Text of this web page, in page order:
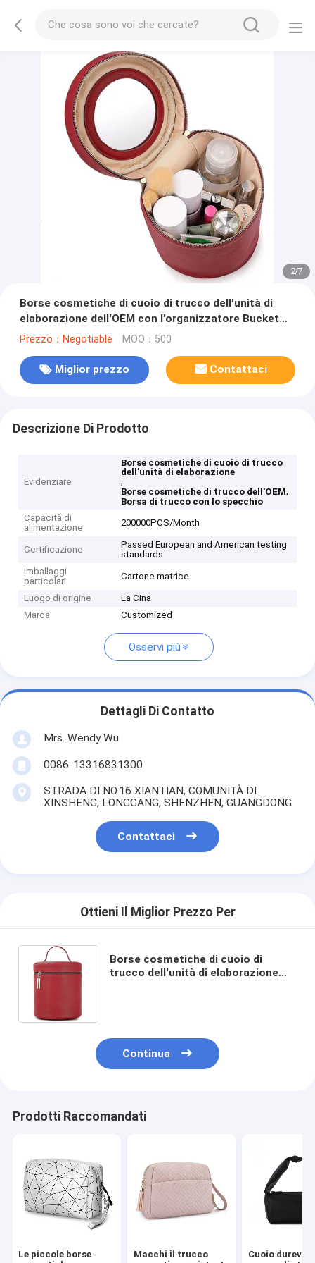
2/7
Borse cosmetiche di cuoio di trucco dell'unità di
elaborazione dell'OEM con l'organizzatore Bucket
Bag di viaggio dello specchio
Prezzo：Negotiable MOQ：500
Miglior prezzo Contattaci
Descrizione Di Prodotto
Evidenziare
Borse cosmetiche di cuoio di trucco
dell'unità di elaborazione
,
Borse cosmetiche di trucco dell'OEM,
Borsa di trucco con lo specchio
Capacità di
alimentazione
200000PCS/Month
Certificazione
Passed European and American testing
standards
Imballaggi
particolari
Cartone matrice
Luogo di origine
La Cina
Marca
Customized
Osservi più
Dettagli Di Contatto
Mrs. Wendy Wu
0086-13316831300
STRADA DI NO.16 XIANTIAN, COMUNITÀ DI
XINSHENG, LONGGANG, SHENZHEN, GUANGDONG
Contattaci
Ottieni Il Miglior Prezzo Per
Borse cosmetiche di cuoio di
trucco dell'unità di elaborazione
Continua
Prodotti Raccomandati
Le piccole borse
Macchi il trucco
Cuoio durevole